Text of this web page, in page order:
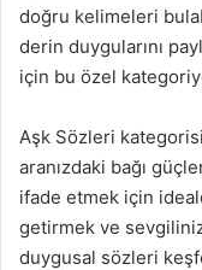
doğru kelimeleri
derin duygularını
için bu özel
Aşk Sözleri
aranızdaki bağı
ifade etmek için
getirmek ve
duygusal sözleri